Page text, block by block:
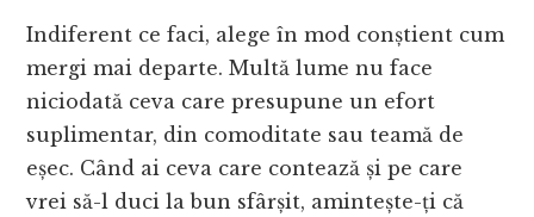
Indiferent ce faci, alege în mod conștient cum
mergi mai departe. Multă lume nu face
niciodată ceva care presupune un efort
suplimentar, din comoditate sau teamă de
eșec. Când ai ceva care contează și pe care
vrei să-l duci la bun sfârșit, amintește-ți că